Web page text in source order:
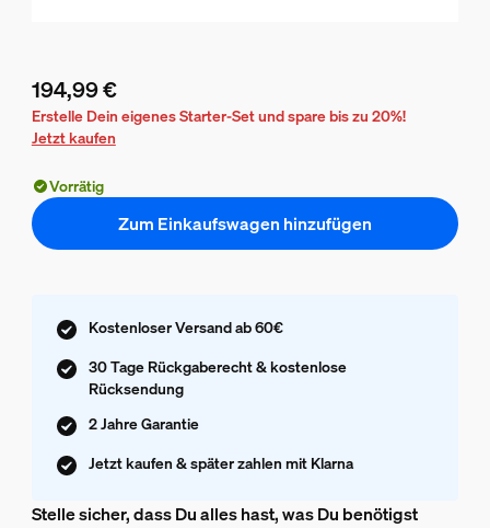
Aktueller Preis ist 194,99 €
194,99 €
Erstelle Dein eigenes Starter-Set und spare bis zu 20%!
Jetzt kaufen
Vorrätig
Zum Einkaufswagen hinzufügen
Kostenloser Versand ab 60€
30 Tage Rückgaberecht & kostenlose
Rücksendung
2 Jahre Garantie
Jetzt kaufen & später zahlen mit Klarna
Stelle sicher, dass Du alles hast, was Du benötigst